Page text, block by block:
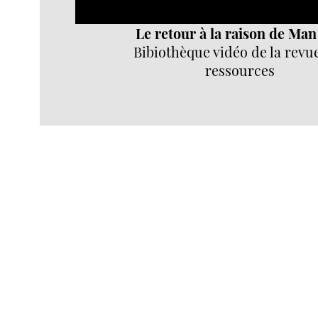
Le retour à la raison de
Bibiothèque vidéo de la
ressources